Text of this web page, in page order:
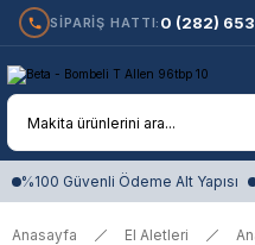
SİPARİŞ HATTI: 0 (282)
%100 Güvenli Ödeme Alt Yapısı
Anasayfa El Aletleri